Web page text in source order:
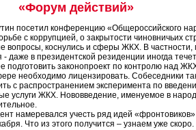
«Форум действий»
посетил конференцию «Общероссийского
с коррупцией, о закрытости чиновничьих
вопросы, коснулись и сферы ЖКХ. В частности,
даже в президентской резиденции иногда
подготовить законопроект по контролю над
необходимо лицензировать. Собеседники
с распространением эксперимента по
услуги ЖКХ. Нововведение, именуемое в
намеревался учесть ряд идей
Что из этого получится – узнаем уже скоро.